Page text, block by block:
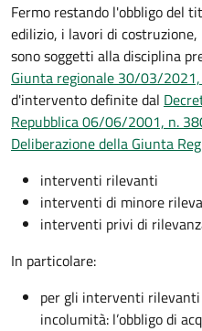
Fermo restando l'obbligo del
edilizio, i lavori di
sono soggetti alla disciplina
Giunta regionale 30/03/
d'intervento definite dal
Repubblica 06/06/2001, n.
Deliberazione della Giunta
interventi rilevanti
interventi di minore
interventi privi di
In particolare:
per gli interventi
incolumità: l’obbligo di